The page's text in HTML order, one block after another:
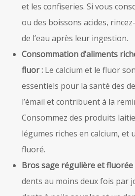
et les confiseries. Si vous
ou des boissons acides,
de l’eau après leur ingestion.
Consommation d’aliments
fluor : Le calcium et le fluor
essentiels pour la santé des
l’émail et contribuent à la
Consommez des produits
légumes riches en calcium, et
fluoré.
Bros sage régulière et fluorée
dents au moins deux fois par